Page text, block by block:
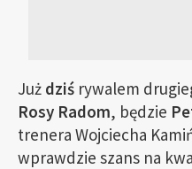
Już dziś rywalem
Rosy Radom, będzie
trenera Wojciecha
wprawdzie szans na